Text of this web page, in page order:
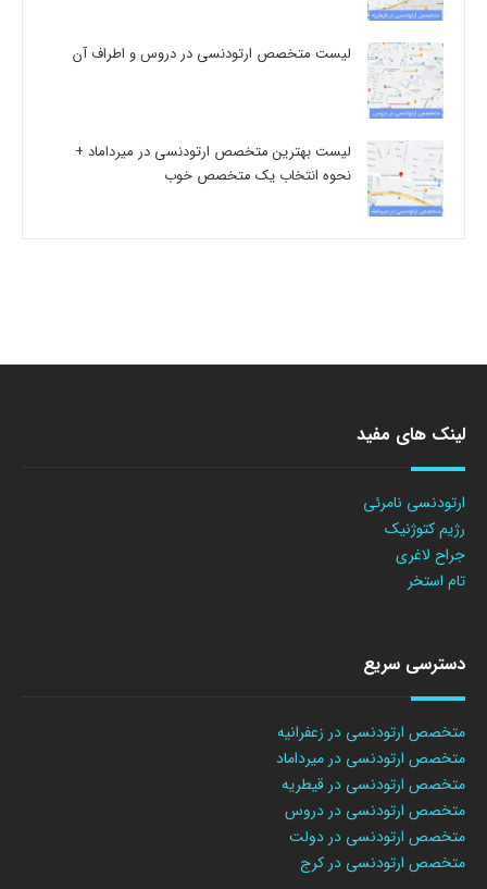
لیست متخصص ارتودنسی در دروس و اطراف آن
لیست بهترین متخصص ارتودنسی در میرداماد +
نحوه انتخاب یک متخصص خوب
لینک های مفید
ارتودنسی نامرئی
رژیم کتوژنیک
جراح لاغری
تام استخر
دسترسی سریع
متخصص ارتودنسی در زعفرانیه
متخصص ارتودنسی در میرداماد
متخصص ارتودنسی در قیطریه
متخصص ارتودنسی در دروس
متخصص ارتودنسی در دولت
متخصص ارتودنسی در کرج